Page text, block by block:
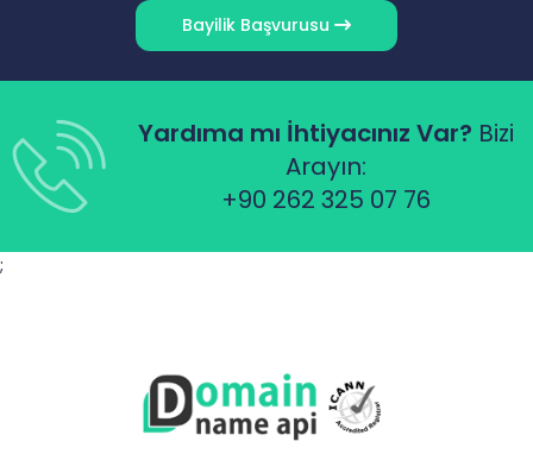
Bayilik Başvurusu
Yardıma mı İhtiyacınız Var? Bizi
Arayın:
+90 262 325 07 76
;